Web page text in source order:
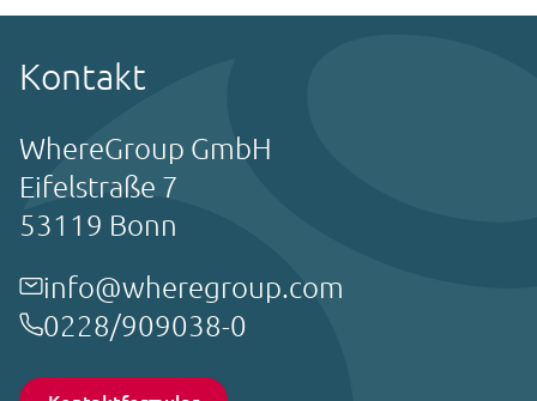
Kontakt
WhereGroup GmbH
Eifelstraße 7
53119 Bonn
info@wheregroup.com
0228/909038-0